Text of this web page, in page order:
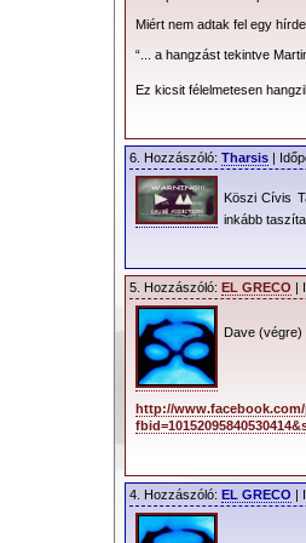
Egy rövid lista arról, mit
12, Sem Pro, Two Voice,
8, TR808, 909, EMS
EuroRack rendszer 800-as
„Pár napig azért
basszusfutam. A hangok
Moog 55lett a kedvencem
Minden dal
„összegyúrásával”
hogy azok elég tiszták-e
Miért nem adtak fel egy
“... a hangzást tekintve
Ez kicsit félelmetesen
6. Hozzászóló: Tharsis |
Köszi Cívis
inkább
5. Hozzászóló: EL GRECO |
Dave
http://www.facebook.com/
4. Hozzászóló: EL GRECO |